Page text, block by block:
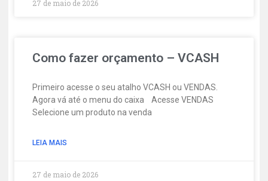
27 de maio de 2026
Como fazer orçamento – VCASH
Primeiro acesse o seu atalho VCASH ou VENDAS.
Agora vá até o menu do caixa Acesse VENDAS
Selecione um produto na venda
LEIA MAIS
27 de maio de 2026